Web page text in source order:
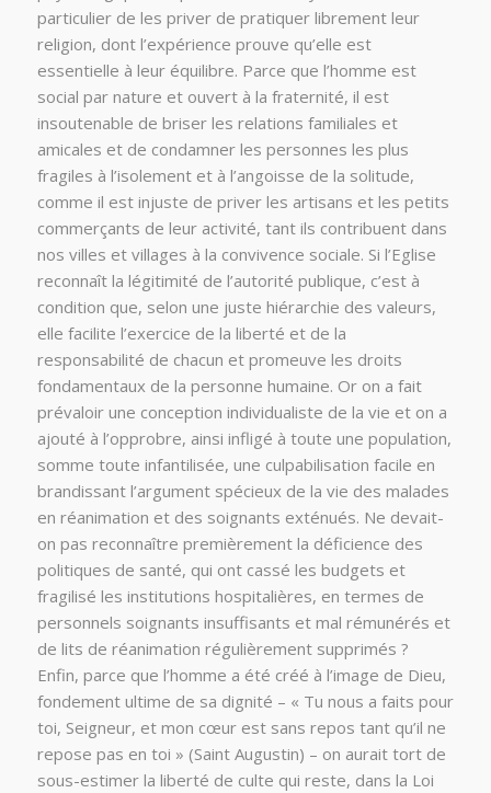
particulier de les priver de pratiquer librement leur
religion, dont l’expérience prouve qu’elle est
essentielle à leur équilibre. Parce que l’homme est
social par nature et ouvert à la fraternité, il est
insoutenable de briser les relations familiales et
amicales et de condamner les personnes les plus
fragiles à l’isolement et à l’angoisse de la solitude,
comme il est injuste de priver les artisans et les petits
commerçants de leur activité, tant ils contribuent dans
nos villes et villages à la convivence sociale. Si l’Eglise
reconnaît la légitimité de l’autorité publique, c’est à
condition que, selon une juste hiérarchie des valeurs,
elle facilite l’exercice de la liberté et de la
responsabilité de chacun et promeuve les droits
fondamentaux de la personne humaine. Or on a fait
prévaloir une conception individualiste de la vie et on a
ajouté à l’opprobre, ainsi infligé à toute une population,
somme toute infantilisée, une culpabilisation facile en
brandissant l’argument spécieux de la vie des malades
en réanimation et des soignants exténués. Ne devait-
on pas reconnaître premièrement la déficience des
politiques de santé, qui ont cassé les budgets et
fragilisé les institutions hospitalières, en termes de
personnels soignants insuffisants et mal rémunérés et
de lits de réanimation régulièrement supprimés ?
Enfin, parce que l’homme a été créé à l’image de Dieu,
fondement ultime de sa dignité – « Tu nous a faits pour
toi, Seigneur, et mon cœur est sans repos tant qu’il ne
repose pas en toi » (Saint Augustin) – on aurait tort de
sous-estimer la liberté de culte qui reste, dans la Loi